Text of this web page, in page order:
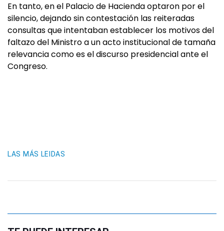
En tanto, en el Palacio de Hacienda optaron por el
silencio, dejando sin contestación las reiteradas
consultas que intentaban establecer los motivos del
faltazo del Ministro a un acto institucional de tamaña
relevancia como es el discurso presidencial ante el
Congreso.
LAS MÁS LEIDAS